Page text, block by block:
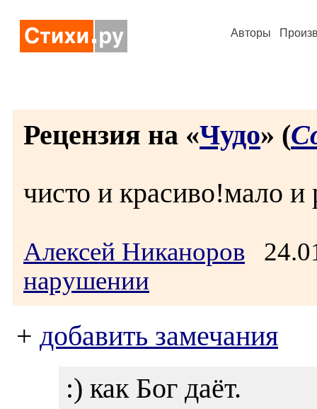
Авторы
Рецензия на «Чудо» (
чисто и красиво!мало и
Алексей Никаноров
нарушении
+ добавить замечания
:) как Бог даёт.